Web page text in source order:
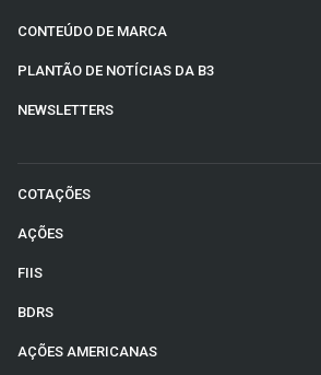
CONTEÚDO DE MARCA
PLANTÃO DE NOTÍCIAS DA B3
NEWSLETTERS
COTAÇÕES
AÇÕES
FIIS
BDRS
AÇÕES AMERICANAS